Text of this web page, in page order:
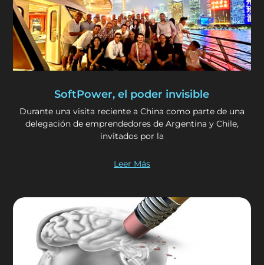
SoftPower, el poder invisible
Durante una visita reciente a China como parte de una
delegación de emprendedores de Argentina y Chile,
invitados por la
Leer Más